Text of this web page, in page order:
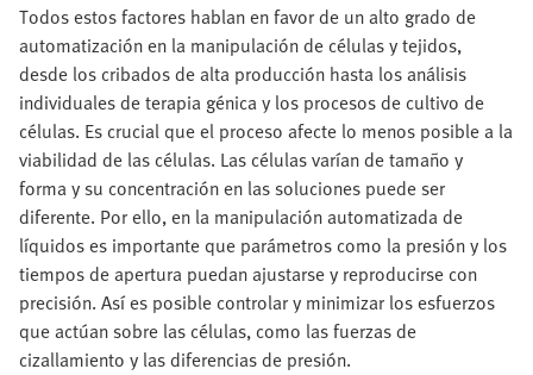
Todos estos factores hablan en favor de un alto grado de
automatización en la manipulación de células y tejidos,
desde los cribados de alta producción hasta los análisis
individuales de terapia génica y los procesos de cultivo de
células. Es crucial que el proceso afecte lo menos posible a la
viabilidad de las células. Las células varían de tamaño y
forma y su concentración en las soluciones puede ser
diferente. Por ello, en la manipulación automatizada de
líquidos es importante que parámetros como la presión y los
tiempos de apertura puedan ajustarse y reproducirse con
precisión. Así es posible controlar y minimizar los esfuerzos
que actúan sobre las células, como las fuerzas de
cizallamiento y las diferencias de presión.